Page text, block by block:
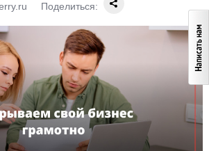
Поделиться: